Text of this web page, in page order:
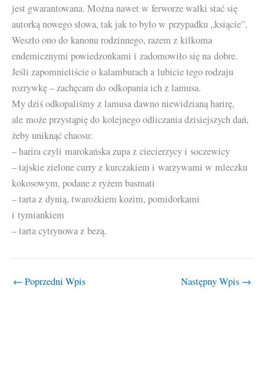
jest gwarantowana. Można nawet w ferworze walki stać się
autorką nowego słowa, tak jak to było w przypadku „ksiącie”.
Weszło ono do kanonu rodzinnego, razem z kilkoma
endemicznymi powiedzonkami i zadomowiło się na dobre.
Jeśli zapomnieliście o kalamburach a lubicie tego rodzaju
rozrywkę – zachęcam do odkopania ich z lamusa.
My dziś odkopaliśmy z lamusa dawno niewidzianą harirę,
ale może przystąpię do kolejnego odliczania dzisiejszych dań,
żeby uniknąć chaosu:
– harira czyli marokańska zupa z ciecierzycy i soczewicy
– tajskie zielone curry z kurczakiem i warzywami w mleczku
kokosowym, podane z ryżem basmati
– tarta z dynią, twarożkiem kozim, pomidorkami
i tymiankiem
– tarta cytrynowa z bezą.
← Poprzedni Wpis Następny Wpis →